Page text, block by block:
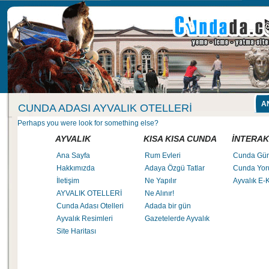
CUNDA ADASI AYVALIK OTELLERI
Perhaps you were look for something else?
AYVALIK KISA KISA CUNDA
Ana Sayfa
Hakkımızda
İletişim
AYVALIK OTELLERİ
Cunda Adası Otelleri
Ayvalık Resimleri
Site Haritası
Rum Evleri
Adaya Özgü Tatlar
Ne Yapılır
Ne Alınır!
Adada bir gün
Gazetelerde Ayvalık
Cunda
Cunda
Ayvalık E-